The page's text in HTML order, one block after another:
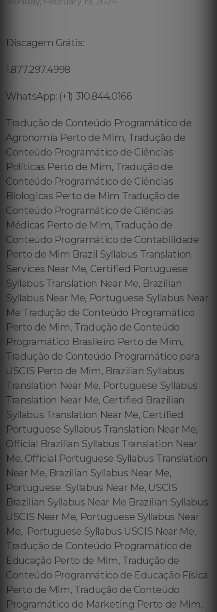
Discagem Grátis:
1.877.297.4998
WhatsApp: (+1) 310.844.0166
Tradução de Conteúdo Programático de
Agronomia Perto de Mim, Tradução de
Conteúdo Programático de Ciências
Políticas Perto de Mim, Tradução de
Conteúdo Programático de Ciências
Biologicas Perto de Mim Tradução de
Conteúdo Programático de Ciências
Médicas Perto de Mim, Tradução de
Conteúdo Programático de Contabilidade
Perto de Mim Brazil Syllabus Translation
Services Near Me, Certified Portuguese
Syllabus Translation Near Me, Brazilian
Syllabus Near Me, Portuguese Syllabus Near
Me Tradução de Conteúdo Programático
Perto de Mim, Tradução de Conteúdo
Programático Brasileiro Perto de Mim,
Tradução de Conteúdo Programático para
USCIS Perto de Mim, Brazilian Syllabus
Translation Near Me, Portuguese Syllabus
Translation Near Me, Certified Brazilian
Syllabus Translation Near Me, Certified
Portuguese Syllabus Translation Near Me,
Official Brazilian Syllabus Translation Near
Me, Official Portuguese Syllabus Translation
Near Me, Brazilian Syllabus Near Me,
Portuguese Syllabus Near Me, USCIS
Brazilian Syllabus Near Me Brazilian Syllabus
USCIS Near Me, Portuguese Syllabus Near
Me, Portuguese Syllabus USCIS Near Me,
Tradução de Conteúdo Programático de
Educação Perto de Mim, Tradução de
Conteúdo Programático de Educação Física
Perto de Mim, Tradução de Conteúdo
Programático de Marketing Perto de Mim,